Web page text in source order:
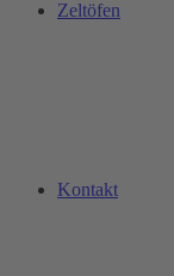
Zeltöfen
Kontakt